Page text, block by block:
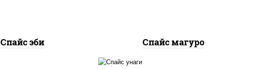
Спайс эби Спайс магуро